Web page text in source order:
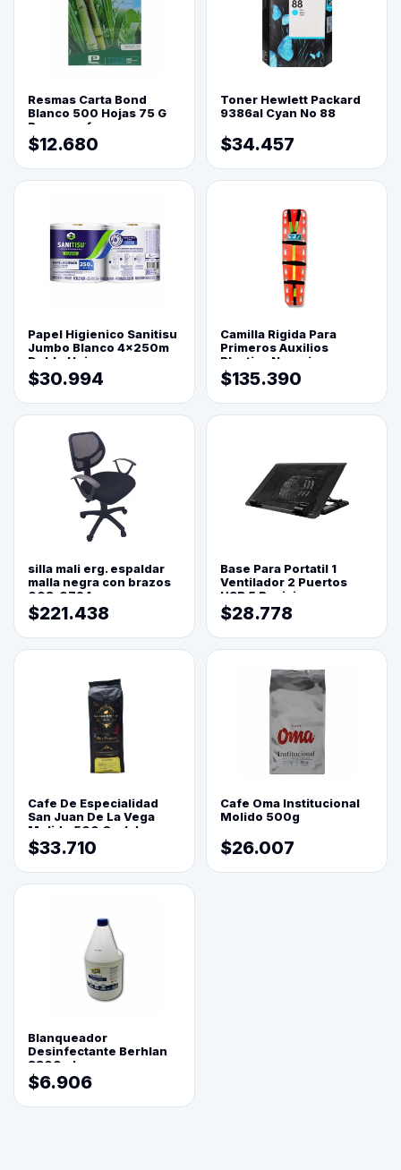
Resmas Carta Bond
Blanco 500 Hojas 75 G
Reprograf.
$12.680
Toner Hewlett Packard
9386al Cyan No 88
$34.457
Papel Higienico Sanitisu
Jumbo Blanco 4x250m
Doble Hoja
$30.994
Camilla Rigida Para
Primeros Auxilios
Plastica Naranja
$135.390
silla mali erg. espaldar
malla negra con brazos
003-0794
$221.438
Base Para Portatil 1
Ventilador 2 Puertos
USB 5 Posiciones
$28.778
Cafe De Especialidad
San Juan De La Vega
Molido 500 Grs(=)
$33.710
Cafe Oma Institucional
Molido 500g
$26.007
Blanqueador
Desinfectante Berhlan
3800ml
$6.906